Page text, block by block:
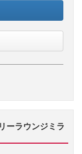
ーラウンジミラ